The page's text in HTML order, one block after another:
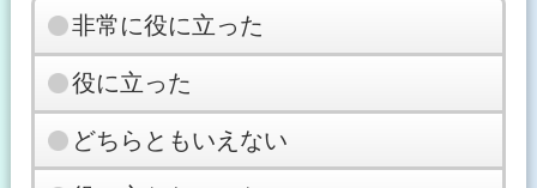
非常に役に立った
役に立った
どちらともいえない